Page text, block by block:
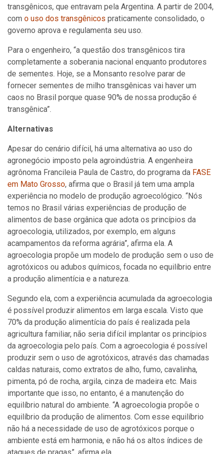
transgênicos, que entravam pela Argentina. A partir de 2004,
com o uso dos transgênicos praticamente consolidado, o
governo aprova e regulamenta seu uso.
Para o engenheiro, “a questão dos transgênicos tira
completamente a soberania nacional enquanto produtores
de sementes. Hoje, se a Monsanto resolve parar de
fornecer sementes de milho transgênicas vai haver um
caos no Brasil porque quase 90% de nossa produção é
transgênica”.
Alternativas
Apesar do cenário difícil, há uma alternativa ao uso do
agronegócio imposto pela agroindústria. A engenheira
agrônoma Francileia Paula de Castro, do programa da FASE
em Mato Grosso, afirma que o Brasil já tem uma ampla
experiência no modelo de produção agroecológico. “Nós
temos no Brasil várias experiências de produção de
alimentos de base orgânica que adota os princípios da
agroecologia, utilizados, por exemplo, em alguns
acampamentos da reforma agrária”, afirma ela. A
agroecologia propõe um modelo de produção sem o uso de
agrotóxicos ou adubos químicos, focada no equilíbrio entre
a produção alimentícia e a natureza.
Segundo ela, com a experiência acumulada da agroecologia
é possível produzir alimentos em larga escala. Visto que
70% da produção alimentícia do país é realizada pela
agricultura familiar, não seria difícil implantar os princípios
da agroecologia pelo país. Com a agroecologia é possível
produzir sem o uso de agrotóxicos, através das chamadas
caldas naturais, como extratos de alho, fumo, cavalinha,
pimenta, pó de rocha, argila, cinza de madeira etc. Mais
importante que isso, no entanto, é a manutenção do
equilíbrio natural do ambiente. “A agroecologia propõe o
equilíbrio da produção de alimentos. Com esse equilíbrio
não há a necessidade de uso de agrotóxicos porque o
ambiente está em harmonia, e não há os altos índices de